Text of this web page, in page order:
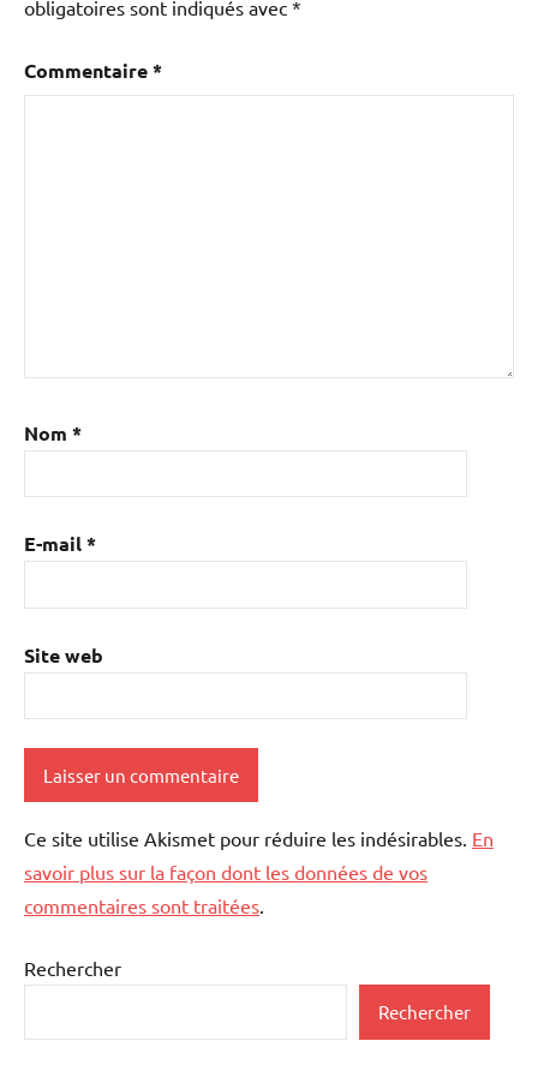
obligatoires sont indiqués avec *
Commentaire*
Nom *
E-mail*
Site web
Ce site utilise Akismet pour réduire les indésirables. En
savoir plus sur la façon dont les données de vos
commentaires sont traitées.
Rechercher
Rechercher